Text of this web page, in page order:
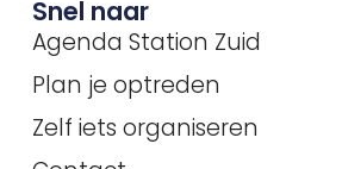
Snel naar
Agenda Station Zuid
Plan je optreden
Zelf iets organiseren